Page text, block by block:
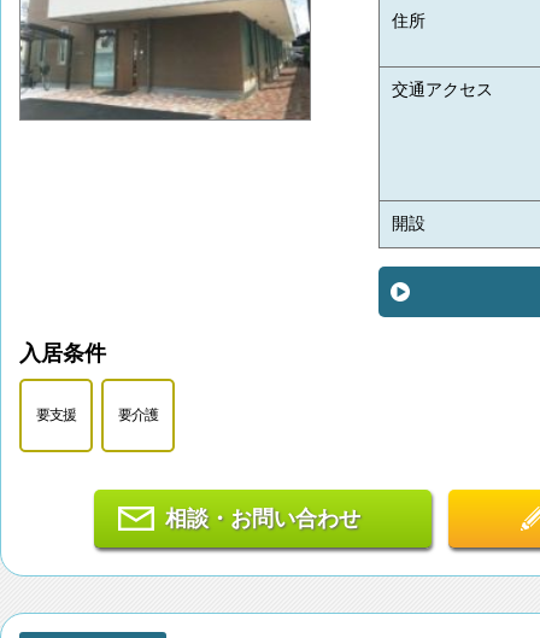
住所
交通アクセス
開設
入居条件
要支援 要介護
相談・お問い合わせ